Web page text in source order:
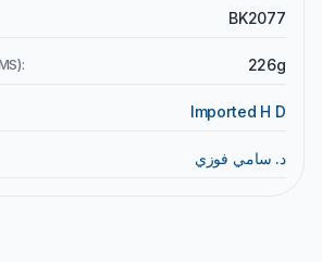
BK2077
226g
Imported H D
د. سامي فوزي